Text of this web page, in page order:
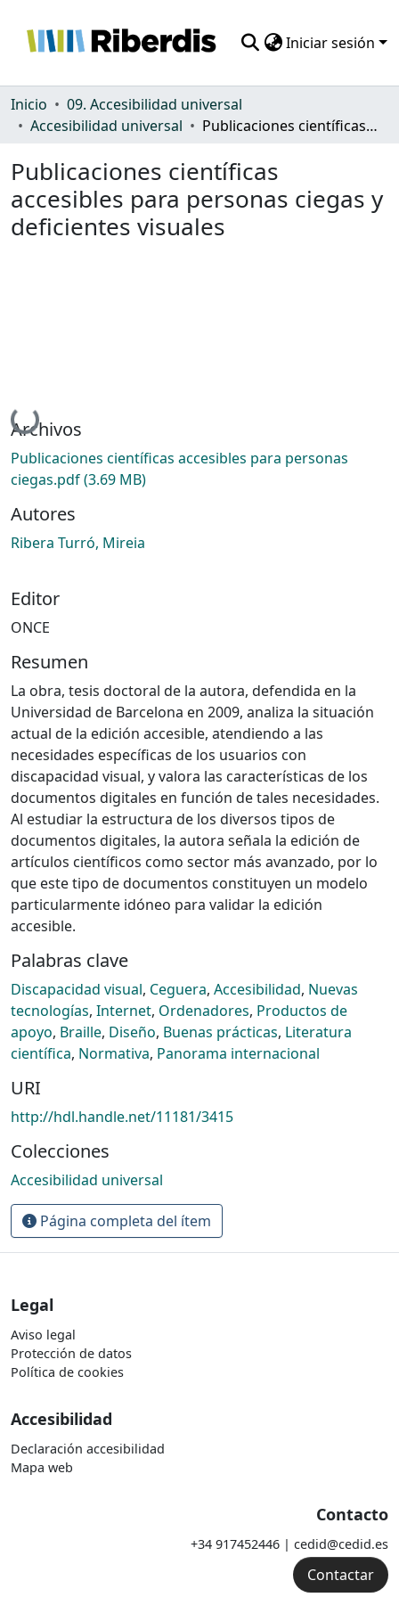
Iniciar sesión
Comunidades
Estadísticas
Inicio
09. Accesibilidad universal
Accesibilidad universal
Publicaciones científicas accesibles para personas ciegas y deficientes visuales
Publicaciones científicas
accesibles para personas ciegas y
deficientes visuales
Cargando...
Archivos
Publicaciones científicas accesibles para personas
ciegas.pdf(3.69 MB)
Autores
Ribera Turró, Mireia
Editor
ONCE
Resumen
La obra, tesis doctoral de la autora, defendida en la
Universidad de Barcelona en 2009, analiza la situación
actual de la edición accesible, atendiendo a las
necesidades específicas de los usuarios con
discapacidad visual, y valora las características de los
documentos digitales en función de tales necesidades.
Al estudiar la estructura de los diversos tipos de
documentos digitales, la autora señala la edición de
artículos científicos como sector más avanzado, por lo
que este tipo de documentos constituyen un modelo
particularmente idóneo para validar la edición
accesible.
Palabras clave
Discapacidad visual, Ceguera, Accesibilidad, Nuevas
tecnologías, Internet, Ordenadores, Productos de
apoyo, Braille, Diseño, Buenas prácticas, Literatura
científica, Normativa, Panorama internacional
URI
http://hdl.handle.net/11181/3415
Colecciones
Accesibilidad universal
Página completa del ítem
Legal
Aviso legal
Protección de datos
Política de cookies
Accesibilidad
Declaración accesibilidad
Mapa web
Contacto
+34 917452446 | cedid@cedid.es
Contactar